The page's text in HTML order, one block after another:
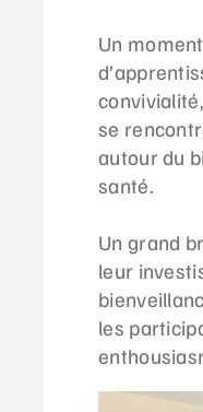
Un
se
autour du
santé.
Un grand
leur
les